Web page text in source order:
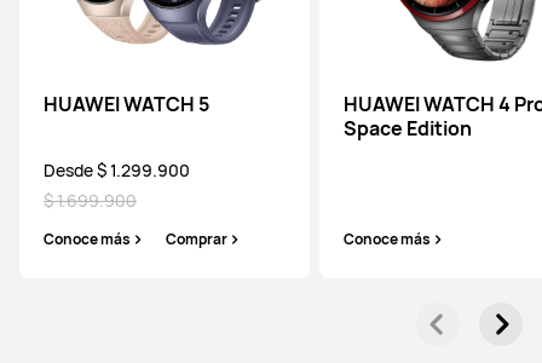
HUAWEI WATCH 5
Desde $ 1.299.900
$ 1.699.900
Conoce más Comprar
HUAWEI WATCH 4
Space Edition
Conoce más